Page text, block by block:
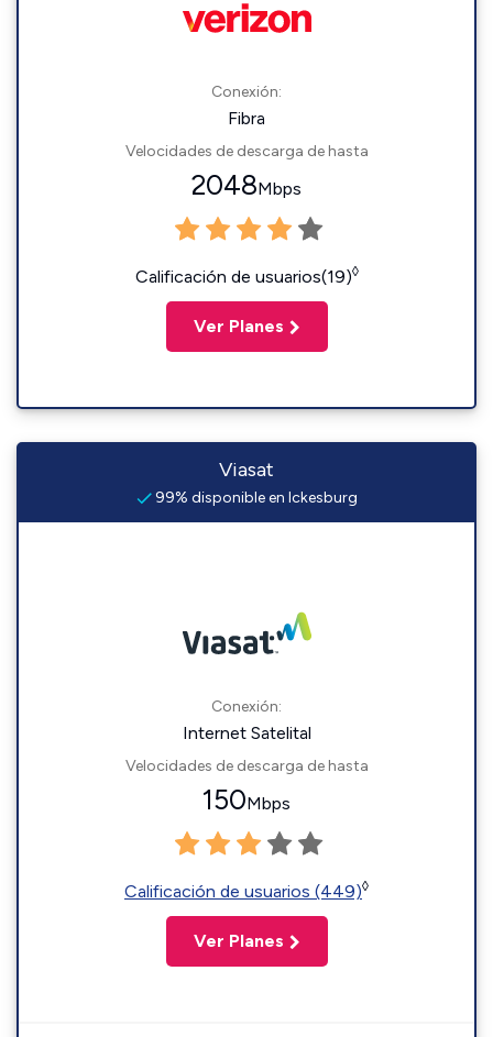
Conexión:
Fibra
Velocidades de descarga de hasta
2048Mbps
Calificación de usuarios(19)◊
Ver Planes
Viasat
99% disponible en Ickesburg
Conexión:
Internet Satelital
Velocidades de descarga de hasta
150Mbps
Calificación de usuarios (449)◊
Ver Planes